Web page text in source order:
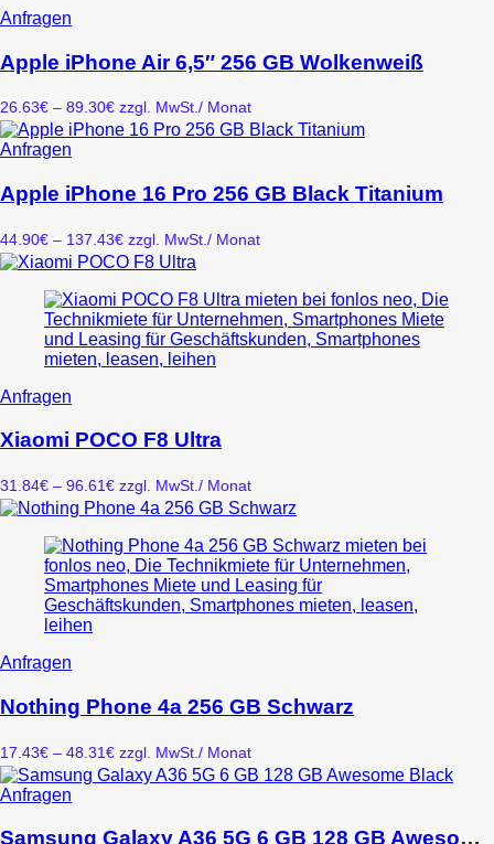
Anfragen
weist
mehrere
auf.
Die
Optionen
auf
Produktseite
gewählt
werden
Apple iPhone Air 6,5″ 256 GB Wolkenweiß
26.63€ – 89.30€Preisspanne:
26.63€
zzgl. MwSt./ Monat
Anfragen
weist
mehrere
auf.
Die
können
auf
der
Produktseite
werden
Apple iPhone 16 Pro 256 GB Black Titanium
44.90€ – 137.43€Preisspanne:
44.90€
137.43€
zzgl. MwSt. / Monat
Anfragen
weist
mehrere
auf.
Die
Optionen
können
auf
der
Produktseite
gewählt
Xiaomi POCO F8 Ultra
31.84€ – 96.61€Preisspanne:
31.84€
96.61€
zzgl. MwSt. / Monat
Anfragen
weist
mehrere
auf.
Die
Optionen
Nothing Phone 4a 256 GB Schwarz
17.43€ – 48.31€Preisspanne:
17.43€
bis
zzgl. MwSt. / Monat
Anfragen
weist
Samsung Galaxy A36 5G 6 GB 128 GB Awesome Black